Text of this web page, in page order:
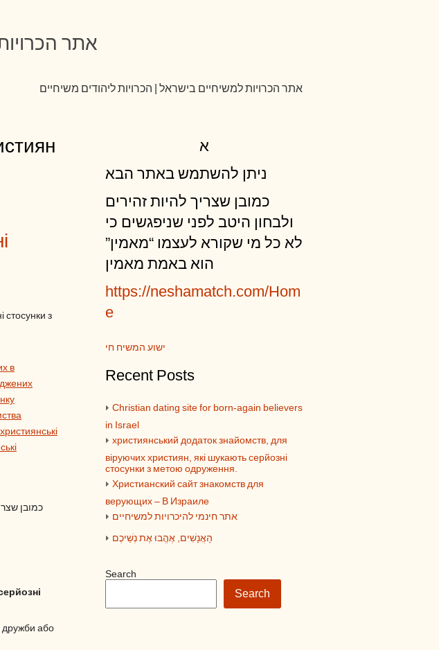
אתר
אתר הכרויות למשיחיים בישראל | הכרויות ליהודים משיחיים
стосунки з
в
християнські
כמובן
дружби або
א
ניתן להשתמש באתר הבא
כמובן שצריך להיות זהירים
ולבחון היטב לפני שניפגשים כי
לא כל מי שקורא לעצמו “מאמין”
הוא באמת מאמין
https://neshamatch.com/Hom
e
ישוע המשיח חי
Recent Posts
Christian dating site for born-again believers
in Israel
християнський додаток знайомств, для
віруючих християн, які шукають серйозні
стосунки з метою одруження.
Христианский сайт знакомств для
верующих – В Израиле
אתר חינמי להיכרויות למשיחיים
הָאֲנָשִׁים, אֶהֱבוּ אֶת נְשֵׁיכֶם
Search
Search